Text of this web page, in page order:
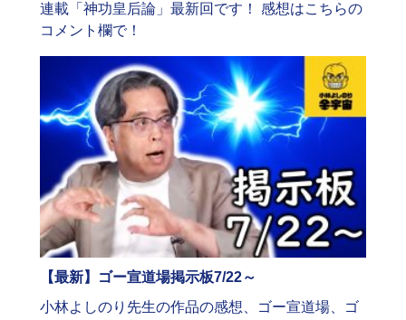
連載「神功皇后論」最新回です！ 感想はこちらの
コメント欄で！
【最新】ゴー宣道場掲示板7/22～
小林よしのり先生の作品の感想、ゴー宣道場、ゴ